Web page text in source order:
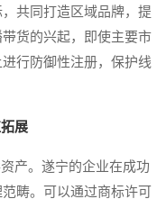
共同打造区域品牌，提
货的兴起，即使主要市
行防御性注册，保护线
展
产。遂宁的企业在成功
畴。可以通过商标许可